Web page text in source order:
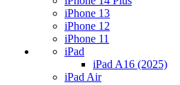
iPhone 13
iPhone 12
iPhone 11
iPad
iPad A16 (2025)
iPad Air